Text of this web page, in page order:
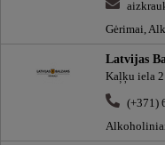
Gėrimai,
Latvijas
Kaļķu iela
(+371)